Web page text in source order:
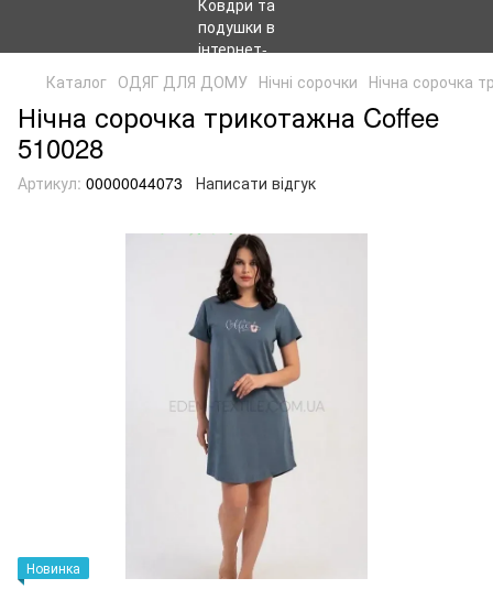
Каталог ОДЯГ ДЛЯ ДОМУ Нічні сорочки Нічна сорочка
Нічна сорочка трикотажна Coffee
510028
Артикул: 00000044073 Написати відгук
Новинка